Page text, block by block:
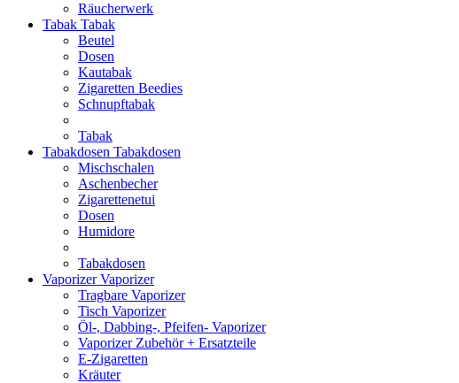
Räucherwerk
Tabak Tabak
Beutel
Dosen
Kautabak
Zigaretten Beedies
Schnupftabak
Tabak
Tabakdosen Tabakdosen
Mischschalen
Aschenbecher
Zigarettenetui
Dosen
Humidore
Tabakdosen
VaporizerVaporizer
Tragbare Vaporizer
Tisch Vaporizer
Öl-, Dabbing-, Pfeifen- Vaporizer
Vaporizer Zubehör + Ersatzteile
E-Zigaretten
Kräuter